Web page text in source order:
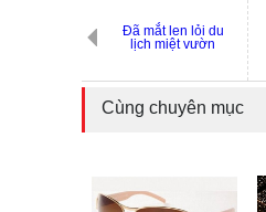
Đã mắt len lỏi du
lịch miệt vườn
Cùng chuyên mục